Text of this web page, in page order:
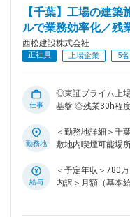
工事 ・シールド工
上記の案件以外に
ますので応募時および
ンの魅力点： ・よ
により大規模プロ
です。自身の技術
社会貢献度の高い
った場合は振替休
上がりや遅め出社
す。 ・基本的に出
の積極導入・活用
【千葉】工場の建
ルで業務効率化／残
西松建設株式会社
正社員 上場企業 5
仕事
◎東証プライム上
基盤 ◎残業30h程度／
でき、活力がわく
企業」の実現に向
していくことが不
将来の幹部候補とな
勤務地
＜勤務地詳細＞千
敷地内喫煙可能場
給与
＜予定年収＞780
内訳＞月額（基本